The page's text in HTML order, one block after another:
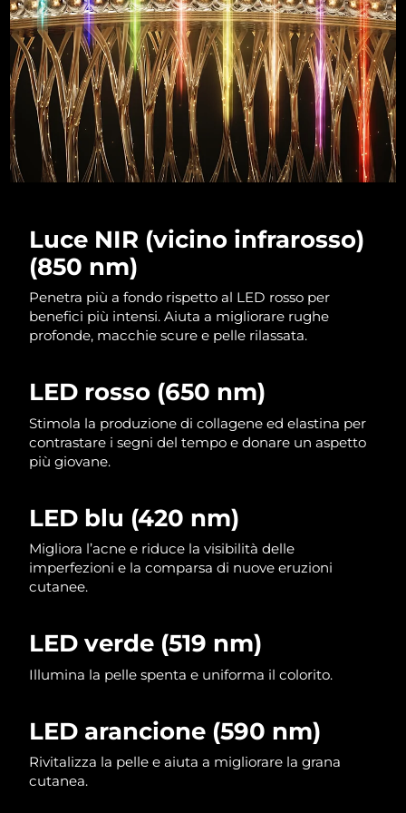
Luce NIR (vicino infrarosso)
(850 nm)
Penetra più a fondo rispetto al LED rosso per
benefici più intensi. Aiuta a migliorare rughe
profonde, macchie scure e pelle rilassata.
LED rosso (650 nm)
Stimola la produzione di collagene ed elastina per
contrastare i segni del tempo e donare un aspetto
più giovane.
LED blu (420 nm)
Migliora l’acne e riduce la visibilità delle
imperfezioni e la comparsa di nuove eruzioni
cutanee.
LED verde (519 nm)
Illumina la pelle spenta e uniforma il colorito.
LED arancione (590 nm)
Rivitalizza la pelle e aiuta a migliorare la grana
cutanea.
RAS di Macao Consegna stimata8/10/26
Malaysia Consegna stimata8/11/26
Malta Consegna stimata8/8/26
Messico Consegna stimata8/12/26
Paesi Bassi 8/8/26
Nuova Zelanda Consegna stimata
Norvegia Consegna stimata
Oman Consegna stimata
Filippine Consegna stimata8/11/26
Polonia
Portogallo Consegna stimata
Portorico Consegna stimata
Qatar
Riunione Consegna stimata
Romania Consegna stimata
Russia Consegna stimata
Arabia Saudita Consegna stimata8/9/26